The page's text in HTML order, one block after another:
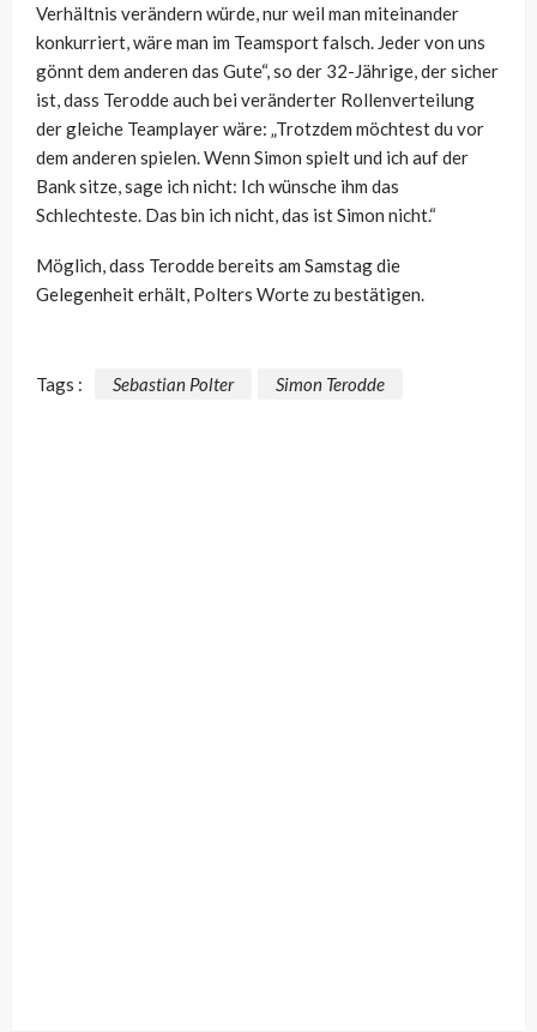
Verhältnis verändern würde, nur weil man miteinander
konkurriert, wäre man im Teamsport falsch. Jeder von uns
gönnt dem anderen das Gute“, so der 32-Jährige, der sicher
ist, dass Terodde auch bei veränderter Rollenverteilung
der gleiche Teamplayer wäre: „Trotzdem möchtest du vor
dem anderen spielen. Wenn Simon spielt und ich auf der
Bank sitze, sage ich nicht: Ich wünsche ihm das
Schlechteste. Das bin ich nicht, das ist Simon nicht.“
Möglich, dass Terodde bereits am Samstag die
Gelegenheit erhält, Polters Worte zu bestätigen.
Tags : Sebastian Polter Simon Terodde